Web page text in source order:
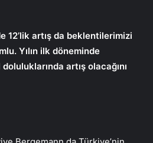
12’lik artış da beklentilerimizi
Yılın ilk döneminde
artış olacağını